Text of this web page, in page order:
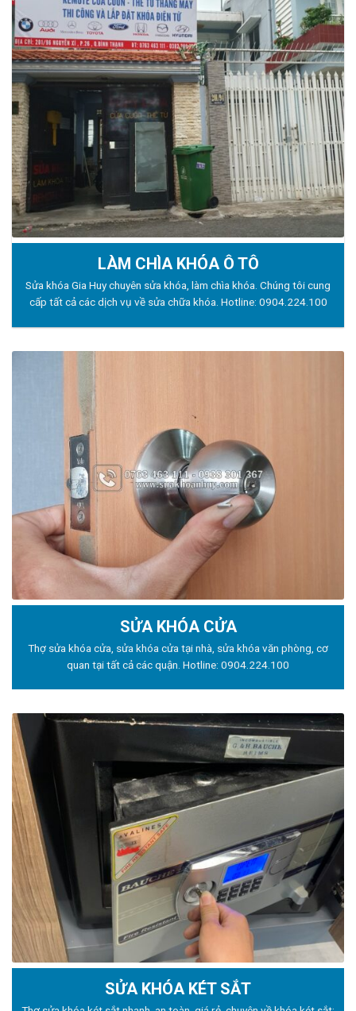
LÀM CHÌA KHÓA Ô TÔ
Sửa khóa Gia Huy chuyên sửa khóa, làm chìa khóa. Chúng tôi cung
cấp tất cả các dịch vụ về sửa chữa khóa. Hotline: 0904.224.100
SỬA KHÓA CỬA
Thợ sửa khóa cửa, sửa khóa cửa tại nhà, sửa khóa văn phòng, cơ
quan tại tất cả các quận. Hotline: 0904.224.100
SỬA KHÓA KÉT SẮT